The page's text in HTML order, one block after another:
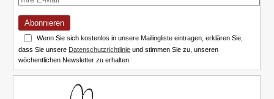
Abonnieren
Wenn Sie sich kostenlos in unsere Mailingliste eintragen, erklären Sie,
dass Sie unsere Datenschutzrichtlinie und stimmen Sie zu, unseren
wöchentlichen Newsletter zu erhalten.